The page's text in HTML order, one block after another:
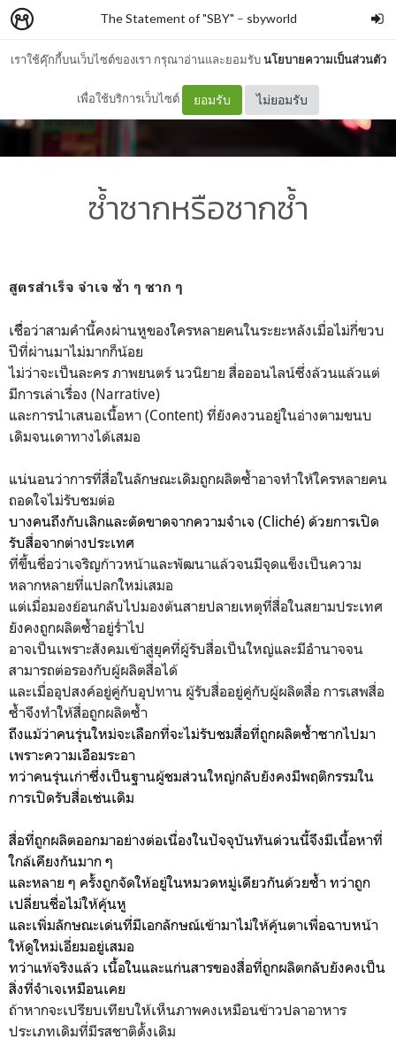
เราใช้คุ๊กกี้บนเว็บไซต์ของเรา กรุณาอ่านและยอมรับนโยบายความเป็นส่วนตัว
เพื่อใช้บริการเว็บไซต์ ยอมรับ ไม่ยอมรับ
The Statement of "SBY" – sbyworld
ซ้ำซากหรือซากซ้ำ
สูตรสำเร็จ จำเจ ซ้ำ ๆ ซาก ๆ
เชืื่อว่าสามคำนี้คงผ่านหูของใครหลายคนในระยะหลังเมื่อไม่กี่ขวบ
ปีที่ผ่านมาไม่มากก็น้อย
ไม่ว่าจะเป็นละคร ภาพยนตร์ นวนิยาย สื่อออนไลน์ซึ่งล้วนแล้วแต่
มีการเล่าเรื่อง (Narrative)
และการนำเสนอเนื้อหา (Content) ที่ยังคงวนอยู่ในอ่างตามขนบ
เดิมจนเดาทางได้เสมอ
แน่นอนว่าการที่สื่อในลักษณะเดิมถูกผลิตซ้ำอาจทำให้ใครหลายคน
ถอดใจไม่รับชมต่อ
บางคนถึงกับเลิกและตัดขาดจากความจำเจ (Cliché) ด้วยการเปิด
รับสื่อจากต่างประเทศ
ที่ขึ้นชื่อว่าเจริญก้าวหน้าและพัฒนาแล้วจนมีจุดแข็งเป็นความ
หลากหลายที่แปลกใหม่เสมอ
แต่เมื่อมองย้อนกลับไปมองต้นสายปลายเหตุที่สื่อในสยามประเทศ
ยังคงถูกผลิตซ้ำอยู่ร่ำไป
อาจเป็นเพราะสังคมเข้าสู่ยุคที่ผู้รับสื่อเป็นใหญ่และมีอำนาจจน
สามารถต่อรองกับผู้ผลิตสื่อได้
และเมื่ออุปสงค์อยู่คู่กับอุปทาน ผู้รับสื่ออยู่คู่กับผู้ผลิตสื่อ การเสพสื่อ
ซ้ำจึงทำให้สื่อถูกผลิตซ้ำ
ถึงแม้ว่าคนรุ่นใหม่จะเลือกที่จะไม่รับชมสื่อที่ถูกผลิตซ้ำซากไปมา
เพราะความเอือมระอา
ทว่าคนรุ่นเก่าซึ่งเป็นฐานผู้ชมส่วนใหญ่กลับยังคงมีพฤติกรรมใน
การเปิดรับสื่อเช่นเดิม
สื่อที่ถูกผลิตออกมาอย่างต่อเนื่องในปัจจุบันทันด่วนนี้จึงมีเนื้อหาที่
ใกล้เคียงกันมาก ๆ
และหลาย ๆ ครั้งถูกจัดให้อยู่ในหมวดหมู่เดียวกันด้วยซ้ำ ทว่าถูก
เปลี่ยนชื่อไม่ให้คุ้นหู
และเพิ่มลักษณะเด่นที่มีเอกลักษณ์เข้ามาไม่ให้คุ้นตาเพื่อฉาบหน้า
ให้ดูใหม่เอี่ยมอยู่เสมอ
ทว่าแท้จริงแล้ว เนื้อในและแก่นสารของสื่อที่ถูกผลิตกลับยังคงเป็น
สิ่งที่จำเจเหมือนเคย
ถ้าหากจะเปรียบเทียบให้เห็นภาพคงเหมือนข้าวปลาอาหาร
ประเภทเดิมที่มีรสชาติดั้งเดิม